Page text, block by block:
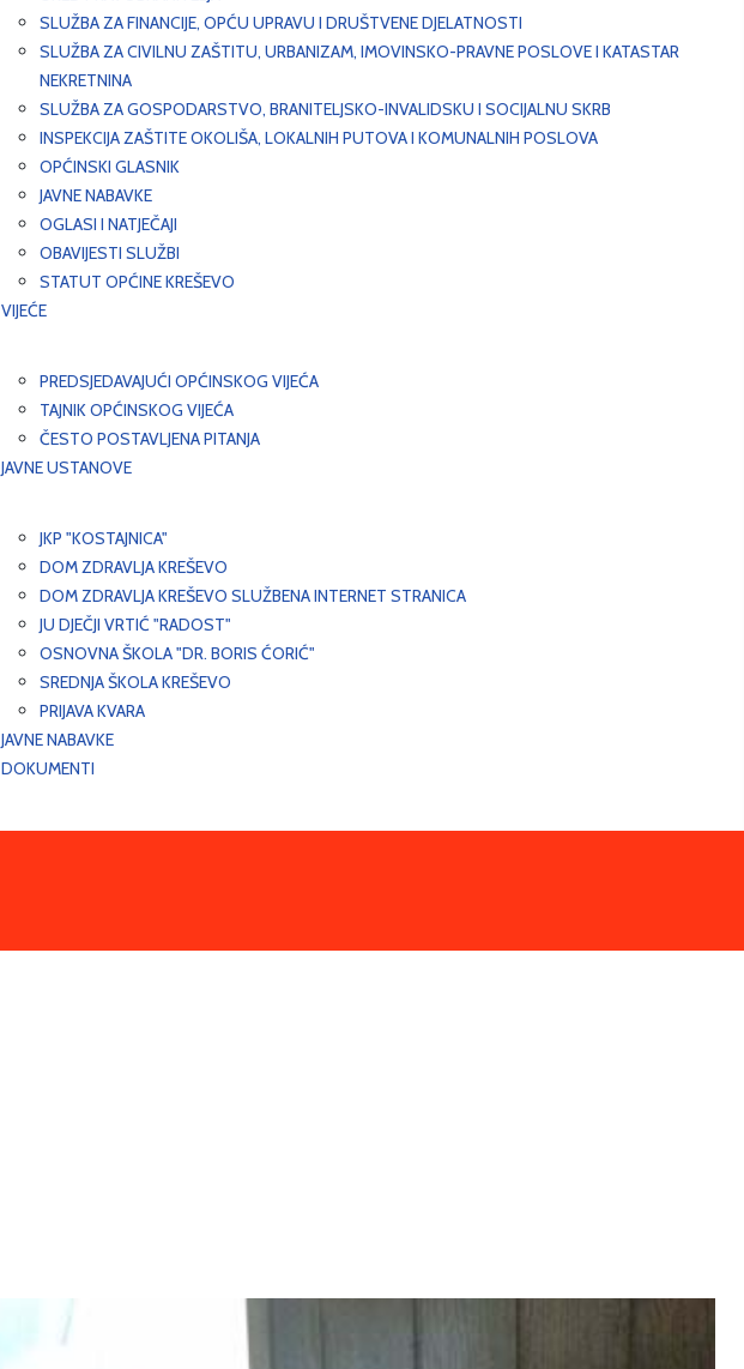
SLUŽBA ZA FINANCIJE, OPĆU UPRAVU I DRUŠTVENE DJELATNOSTI
SLUŽBA ZA CIVILNU ZAŠTITU, URBANIZAM, IMOVINSKO-PRAVNE POSLOVE I KATASTAR
NEKRETNINA
SLUŽBA ZA GOSPODARSTVO, BRANITELJSKO-INVALIDSKU I SOCIJALNU SKRB
INSPEKCIJA ZAŠTITE OKOLIŠA, LOKALNIH PUTOVA I KOMUNALNIH POSLOVA
OPĆINSKI GLASNIK
JAVNE NABAVKE
OGLASI I NATJEČAJI
OBAVIJESTI SLUŽBI
STATUT OPĆINE KREŠEVO
VIJEĆE
PREDSJEDAVAJUĆI OPĆINSKOG VIJEĆA
TAJNIK OPĆINSKOG VIJEĆA
ČESTO POSTAVLJENA PITANJA
JAVNE USTANOVE
JKP "KOSTAJNICA"
DOM ZDRAVLJA KREŠEVO
DOM ZDRAVLJA KREŠEVO SLUŽBENA INTERNET STRANICA
JU DJEČJI VRTIĆ "RADOST"
OSNOVNA ŠKOLA "DR. BORIS ĆORIĆ"
SREDNJA ŠKOLA KREŠEVO
PRIJAVA KVARA
JAVNE NABAVKE
DOKUMENTI